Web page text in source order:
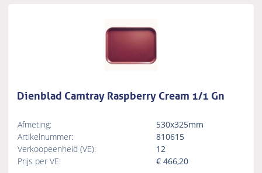
Dienblad Camtray Raspberry Cream 1/1 Gn
Afmeting:
530x325mm
Artikelnummer:
810615
Verkoopeenheid (VE):
12
Prijs per VE:
€466,20